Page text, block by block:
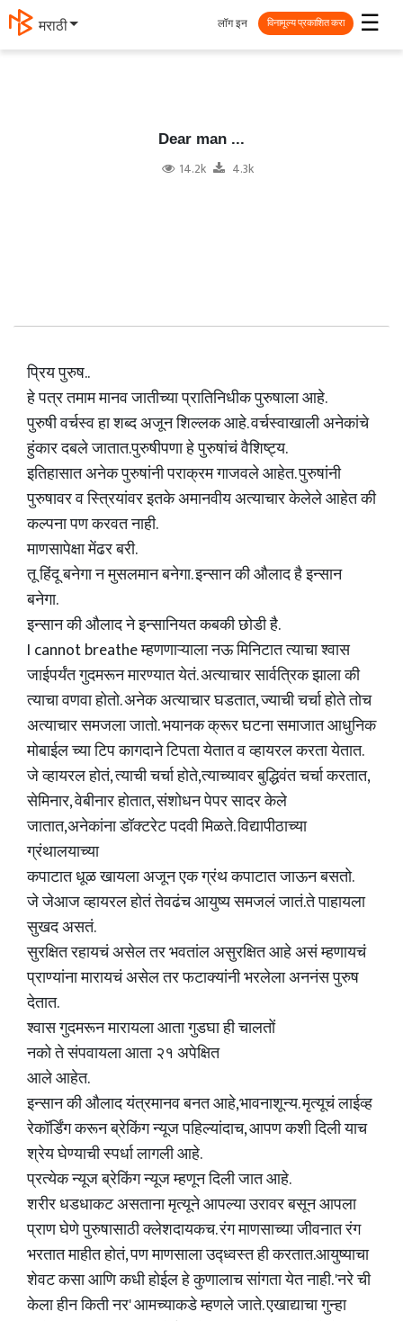
தமிழ் ☰
लॉग इन विनामूल्य प्रकाशित करा
Dear man ...
14.2k 4.3k
प्रिय पुरुष..
हे पत्र तमाम मानव जातीच्या प्रातिनिधीक पुरुषाला आहे.
पुरुषी वर्चस्व हा शब्द अजून शिल्लक आहे. वर्चस्वाखाली अनेकांचे
हुंकार दबले जातात.पुरुषीपणा हे पुरुषांचं वैशिष्ट्य.
इतिहासात अनेक पुरुषांनी पराक्रम गाजवले आहेत. पुरुषांनी
पुरुषावर व स्त्रियांवर इतके अमानवीय अत्याचार केलेले आहेत की
कल्पना पण करवत नाही.
माणसापेक्षा मेंढर बरी.
तू हिंदू बनेगा न मुसलमान बनेगा. इन्सान की औलाद है इन्सान
बनेगा.
इन्सान की औलाद ने इन्सानियत कबकी छोडी है.
I cannot breathe म्हणणाऱ्याला नऊ मिनिटात त्याचा श्वास
जाईपर्यंत गुदमरून मारण्यात येतं. अत्याचार सार्वत्रिक झाला की
त्याचा वणवा होतो. अनेक अत्याचार घडतात, ज्याची चर्चा होते तोच
अत्याचार समजला जातो. भयानक क्रूर घटना समाजात आधुनिक
मोबाईल च्या टिप कागदाने टिपता येतात व व्हायरल करता येतात.
जे व्हायरल होतं, त्याची चर्चा होते,त्याच्यावर बुद्धिवंत चर्चा करतात,
सेमिनार, वेबीनार होतात, संशोधन पेपर सादर केले
जातात,अनेकांना डॉक्टरेट पदवी मिळते. विद्यापीठाच्या
ग्रंथालयाच्या
कपाटात धूळ खायला अजून एक ग्रंथ कपाटात जाऊन बसतो.
जे जेआज व्हायरल होतं तेवढंच आयुष्य समजलं जातं.ते पाहायला
सुखद असतं.
सुरक्षित रहायचं असेल तर भवतांल असुरक्षित आहे असं म्हणायचं
प्राण्यांना मारायचं असेल तर फटाक्यांनी भरलेला अननंस पुरुष
देतात.
श्वास गुदमरून मारायला आता गुडघा ही चालतों
नको ते संपवायला आता २१ अपेक्षित
आले आहेत.
इन्सान की औलाद यंत्रमानव बनत आहे,भावनाशून्य. मृत्यूचं लाईव्ह
रेकॉर्डिंग करून ब्रेकिंग न्यूज पहिल्यांदाच, आपण कशी दिली याच
श्रेय घेण्याची स्पर्धा लागली आहे.
प्रत्येक न्यूज ब्रेकिंग न्यूज म्हणून दिली जात आहे.
शरीर धडधाकट असताना मृत्यूने आपल्या उरावर बसून आपला
प्राण घेणे पुरुषासाठी क्लेशदायकच. रंग माणसाच्या जीवनात रंग
भरतात माहीत होतं, पण माणसाला उद्ध्वस्त ही करतात.आयुष्याचा
शेवट कसा आणि कधी होईल हे कुणालाच सांगता येत नाही. 'नरे ची
केला हीन किती नर' आमच्याकडे म्हणले जाते. एखाद्याचा गुन्हा